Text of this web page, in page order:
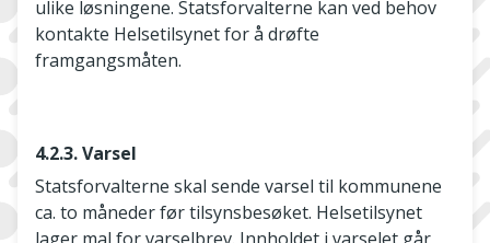
ulike løsningene. Statsforvalterne kan ved behov
kontakte Helsetilsynet for å drøfte
framgangsmåten.
4.2.3. Varsel
Statsforvalterne skal sende varsel til kommunene
ca. to måneder før tilsynsbesøket. Helsetilsynet